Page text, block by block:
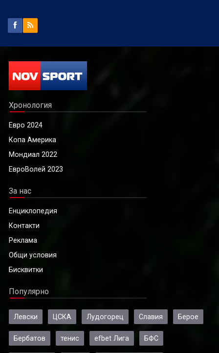
Хронология
Евро 2024
Копа Америка
Мондиал 2022
ЕвроВолей 2023
За нас
Енциклопедия
Контакти
Реклама
Общи условия
Бисквитки
Популярно
Левски ЦСКА Лудогорец Славия Берое
Бербатов тенис efbet Лига БФС